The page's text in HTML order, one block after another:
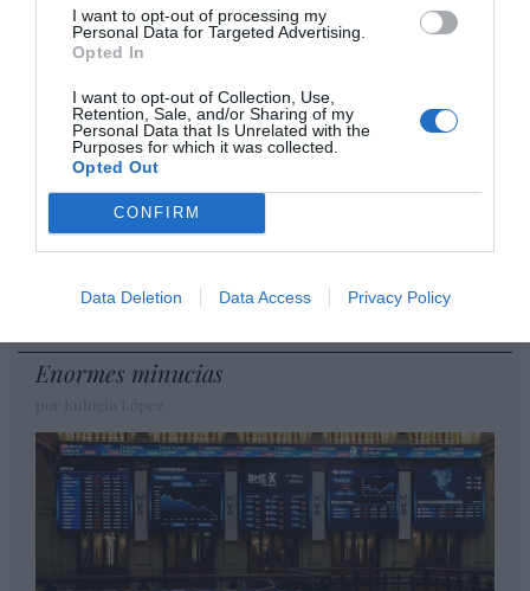
I want to opt-out of processing my
Personal Data for Targeted Advertising.
Opted In
I want to opt-out of Collection, Use,
Retention, Sale, and/or Sharing of my
Personal Data that Is Unrelated with the
Purposes for which it was collected.
Opted Out
CONFIRM
Data Deletion Data Access Privacy Policy
DIARIO DE LA CORRUPCIÓN SANCHISTA
Diario de la corrupción sanchista. La
Audiencia Nacional prorroga seis meses la
investigación del caso Koldo, ante el
ingente material incautado por la UCO
por Redacción
Artículos anteriores
Enormes minucias